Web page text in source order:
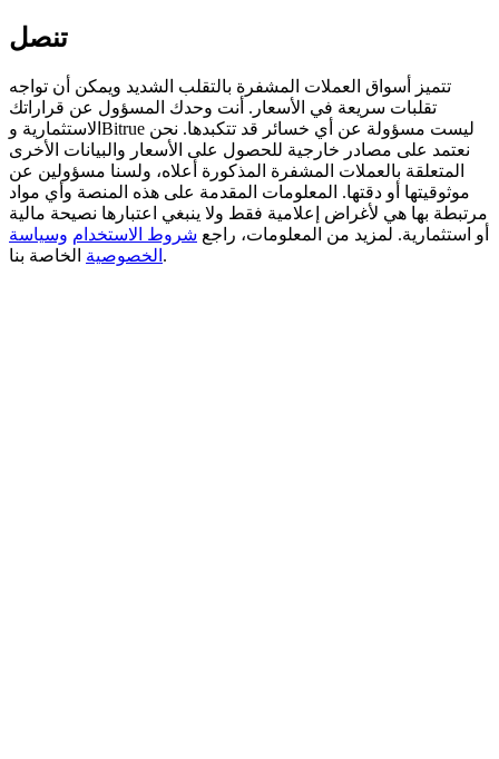
Share 500000 CASHCAT prize pool
Exclusive for BitMart Users
Register & Trade to Win 500,000 USDT
Precious Metals Trading Carnival
تنصل
تتميز أسواق العملات المشفرة بالتقلب الشديد ويمكن أن تواجه
تقلبات سريعة في الأسعار. أنت وحدك المسؤول عن قراراتك
الاستثمارية وBitrue ليست مسؤولة عن أي خسائر قد تتكبدها. نحن
نعتمد على مصادر خارجية للحصول على الأسعار والبيانات الأخرى
المتعلقة بالعملات المشفرة المذكورة أعلاه، ولسنا مسؤولين عن
موثوقيتها أو دقتها. المعلومات المقدمة على هذه المنصة وأي مواد
مرتبطة بها هي لأغراض إعلامية فقط ولا ينبغي اعتبارها نصيحة مالية
أو استثمارية. لمزيد من المعلومات، راجع شروط الاستخدام وسياسة
الخصوصية الخاصة بنا.